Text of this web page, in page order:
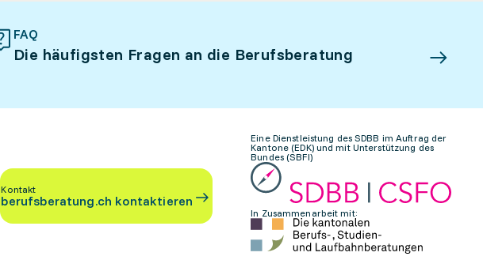
FAQ
Die häufigsten Fragen an die Berufsberatung
Kontakt
berufsberatung.ch kontaktieren
Eine Dienstleistung des SDBB im Auftrag der
Kantone (EDK) und mit Unterstützung des
Bundes (SBFI)
In Zusammenarbeit mit: